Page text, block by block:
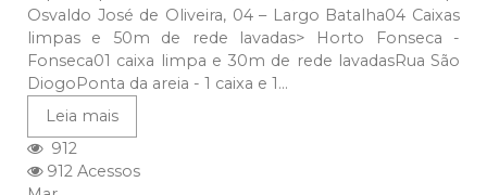
Osvaldo José de Oliveira, 04 – Largo Batalha04 Caixas
limpas e 50m de rede lavadas> Horto Fonseca -
Fonseca01 caixa limpa e 30m de rede lavadasRua São
DiogoPonta da areia - 1 caixa e 1...
Leia mais
912
912 Acessos